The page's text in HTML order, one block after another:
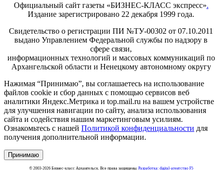
Официальный сайт газеты «БИЗНЕС-КЛАСС экспресс».
Издание зарегистрировано 22 декабря 1999 года.
Свидетельство о регистрации ПИ №ТУ-00302 от 07.10.2011
выдано Управлением Федеральной службы по надзору в
сфере связи,
информационных технологий и массовых коммуникаций по
Архангельской области и Ненецкому автономному округу
Нажимая “Принимаю”, вы соглашаетесь на использование
файлов cookie и сбор данных с помощью сервисов веб
аналитики Яндекс.Метрика и top.mail.ru на вашем устройстве
для улучшения навигации по сайту, анализа использования
сайта и содействия нашим маркетинговым усилиям.
Ознакомьтесь с нашей Политикой конфиденциальности для
получения дополнительной информации.
Принимаю
© 2003-2026 Бизнес-класс Архангельск. Все права защищены. Разработка: digital-агентство F5